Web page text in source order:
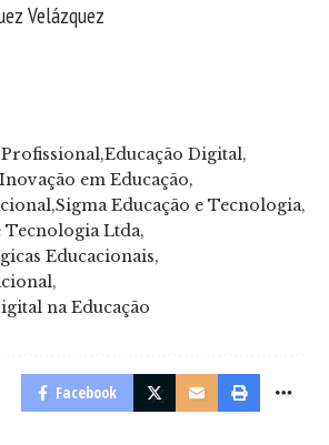
Velázquez
Profissional Educação Digital
Inovação em Educação
Sigma Educação e Tecnologia
Tecnologia Ltda
Educacionais
na Educação
Facebook